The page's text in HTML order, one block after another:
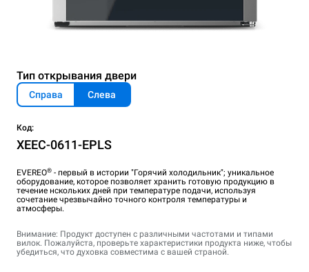
Тип открывания двери
Справа Слева
Код:
XEEC-0611-EPLS
EVEREO® - первый в истории "Горячий холодильник"; уникальное
оборудование, которое позволяет хранить готовую продукцию в
течение нскольких дней при температуре подачи, используя
сочетание чрезвычайно точного контроля температуры и
атмосферы.
Внимание: Продукт доступен с различными частотами и типами
вилок. Пожалуйста, проверьте характеристики продукта ниже, чтобы
убедиться, что духовка совместима с вашей страной.